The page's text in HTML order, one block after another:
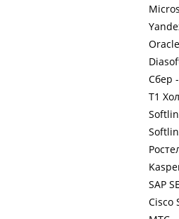
Сбер
Т1
SAP SE
Cisco